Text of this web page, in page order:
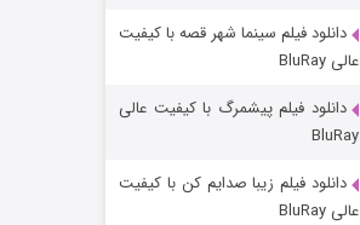
عملیات آپارتمان
دانلود فیلم سینما شهر قصه با کیفیت
عالی BluRay
دانلود فیلم پیشمرگ با کیفیت عالی
BluRay
دانلود فیلم زیبا صدایم کن با کیفیت
عالی BluRay